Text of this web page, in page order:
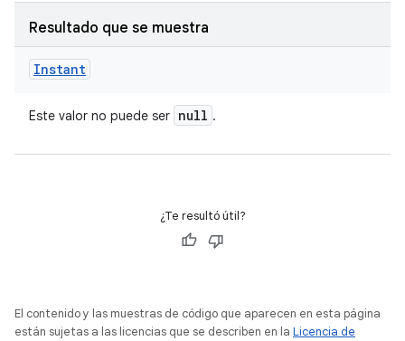
Resultado que se muestra
Instant
Este valor no puede ser null .
¿Te resultó útil?
El contenido y las muestras de código que aparecen en esta página
están sujetas a las licencias que se describen en la Licencia de